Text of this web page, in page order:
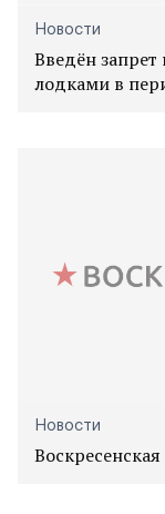
Новости
Введён
лодками в
Новости